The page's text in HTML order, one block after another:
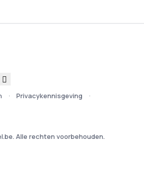
Privacykennisgeving
Alle rechten voorbehouden.